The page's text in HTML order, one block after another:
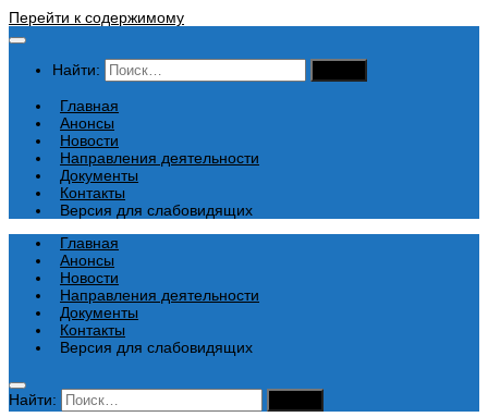
Перейти к содержимому
Найти:
Главная
Анонсы
Новости
Направления деятельности
Документы
Контакты
Версия для слабовидящих
Главная
Анонсы
Новости
Направления деятельности
Документы
Контакты
Версия для слабовидящих
Найти: